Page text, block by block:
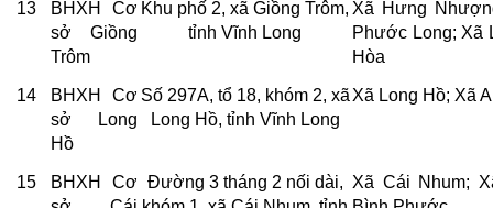
13
BHXH Cơ
sở Giồng
Trôm
Khu phố 2, xã Giồng Trôm,
tỉnh Vĩnh Long
Xã Hưng
Phước Long; Xã
Hòa
14
BHXH Cơ
sở Long
Hồ
Số 297A, tổ 18, khóm 2, xã
Long Hồ, tỉnh Vĩnh Long
Xã Long Hồ; Xã
15
BHXH Cơ Đường 3 tháng 2 nối dài, Xã Cái Nhum;